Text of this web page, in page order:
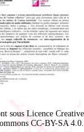
sous Licence Creative
CC-BY-SA 4.0